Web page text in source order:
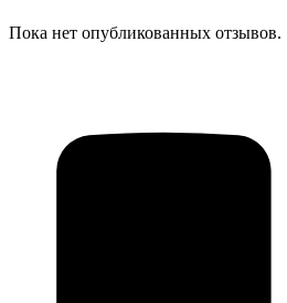
Пока нет опубликованных отзывов.